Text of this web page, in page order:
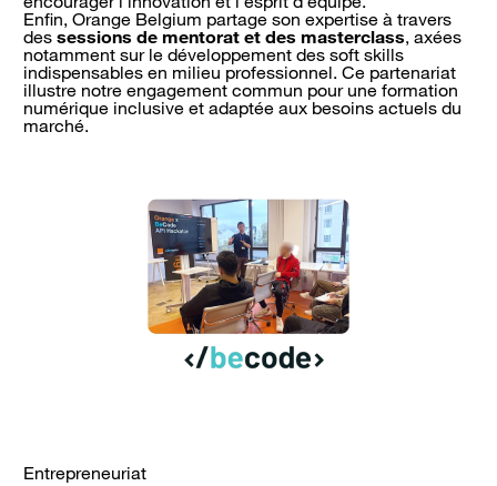
Enfin, Orange Belgium partage son expertise à travers
des sessions de mentorat et des masterclass, axées
notamment sur le développement des soft skills
indispensables en milieu professionnel. Ce partenariat
illustre notre engagement commun pour une formation
numérique inclusive et adaptée aux besoins actuels du
marché.
Entrepreneuriat